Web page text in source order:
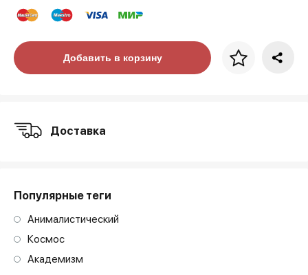
Цена за багетДобавить в корзину
Доставка
Популярные теги
Анималистический
Космос
Академизм